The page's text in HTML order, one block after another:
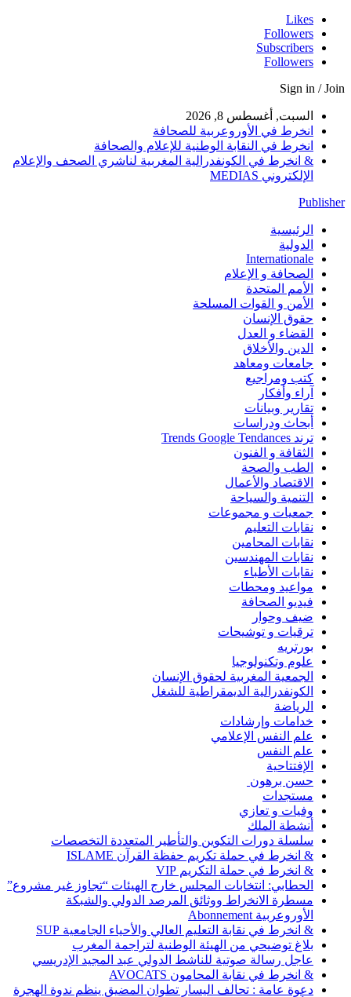
Likes
Followers
Subscribers
Followers
Sign in / Join
السبت, أغسطس 8, 2026
انخرط في الأوروعربية للصحافة
انخرط في النقابة الوطنية للإعلام والصحافة
& انخرط في الكونفدرالية المغربية لناشري الصحف والإعلام
الإلكتروني MEDIAS
Publisher
الرئيسية
الدولية
Internationale
الصحافة و الإعلام
الأمم المتحدة
الأمن و القوات المسلحة
حقوق الإنسان
القضاء و العدل
الدين والأخلاق
جامعات ومعاهد
كتب ومراجيع
آراء وأفكار
تقارير وبيانات
أبحاث ودراسات
ترند Trends Google Tendances
الثقافة و الفنون
الطب والصحة
الاقتصاد والأعمال
التنمية والسياحة
جمعيات و مجموعات
نقابات التعليم
نقابات المحامين
نقابات المهندسين
نقابات الأطباء
مواعيد ومحطات
فيديو الصحافة
ضيف وحوار
ترقيات و توشيحات
بورتريه
علوم وتكنولوجيا
الجمعية المغربية لحقوق الإنسان
الكونفدرالية الديمقراطية للشغل
الرياضة
خدامات وإرشادات
علم النفس الإعلامي
علم النفس
الإفتتاحية
حسن برهون
مستجدات
وفيات و تعازي
أنشطة الملك
سلسلة دورات التكوين والتأطير المتعددة التخصصات
& انخرط في حملة تكريم حفظة القرآن ISLAME
& انخرط في حملة التكريم VIP
الحطابي: انتخابات المجلس خارج الهيئات “تجاوز غير مشروع”
مسطرة الانخراط ووثائق المرصد الدولي والشبكة
الأوروعربية Abonnement
& انخرط في نقابة التعليم العالي والأحياء الجامعية SUP
بلاغ توضيحي من الهيئة الوطنية لتراجمة المغرب
عاجل رسالة صوتية للناشط الدولي عبد المجيد الإدريسي
& انخرط في نقابة المحامون AVOCATS
دعوة عامة : تحالف اليسار تطوان المضيق ينظم ندوة الهجرة